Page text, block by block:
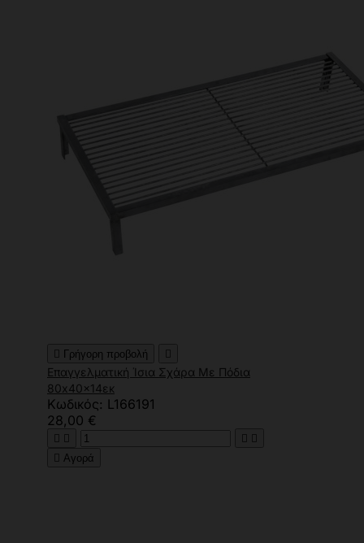
 Γρήγορη προβολή 
Επαγγελματική Ίσια Σχάρα Με Πόδια
80x40x14εκ
Κωδικός: L166191
28,00 €
   
 Αγορά